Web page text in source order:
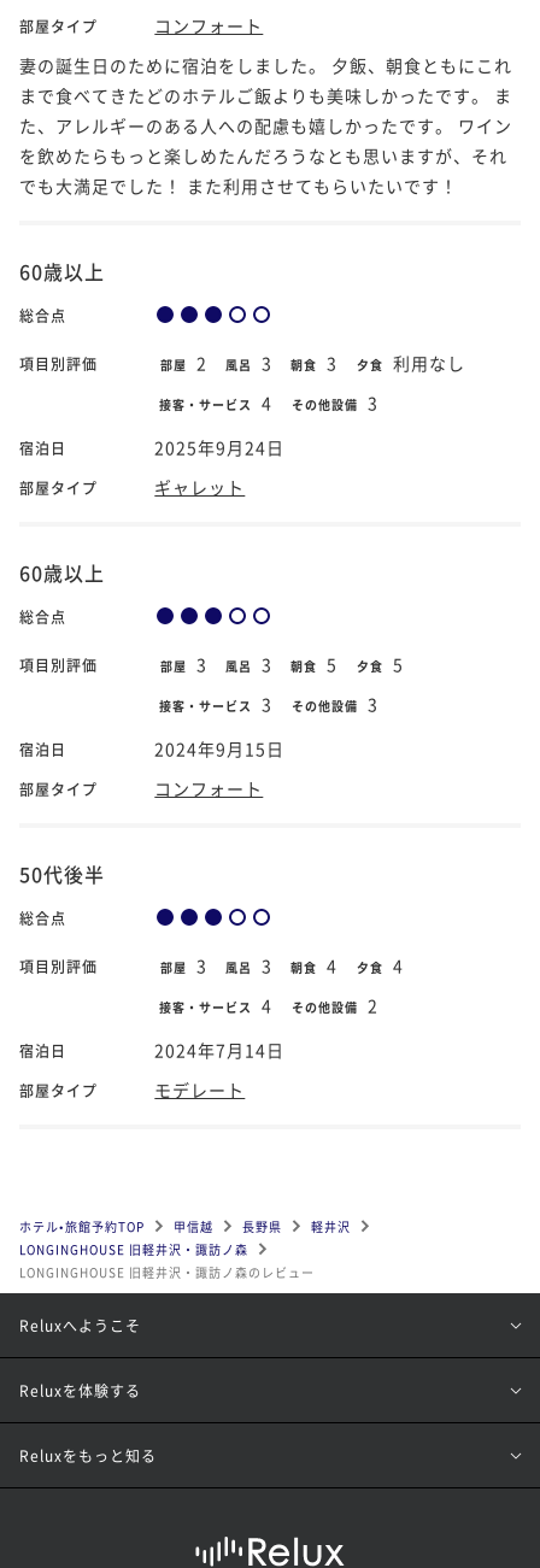
部屋タイプ
コンフォート
妻の誕生日のために宿泊をしました。 夕飯、朝食ともにこれ
まで食べてきたどのホテルご飯よりも美味しかったです。 ま
た、アレルギーのある人への配慮も嬉しかったです。 ワイン
を飲めたらもっと楽しめたんだろうなとも思いますが、それ
でも大満足でした！ また利用させてもらいたいです！
60歳以上
総合点
項目別評価 部屋 2 風呂 3 朝食 3 夕食 利用なし
接客・サービス 4 その他設備 3
宿泊日 2025年9月24日
部屋タイプ ギャレット
60歳以上
総合点
項目別評価 部屋 3 風呂 3 朝食 5 夕食 5
接客・サービス 3 その他設備 3
宿泊日 2024年9月15日
部屋タイプ コンフォート
50代後半
総合点
項目別評価 部屋 3 風呂 3 朝食 4 夕食 4
接客・サービス 4 その他設備 2
宿泊日 2024年7月14日
部屋タイプ モデレート
ホテル•旅館予約TOP 甲信越 長野県
軽井沢
LONGINGHOUSE 旧軽井沢・諏訪ノ森
LONGINGHOUSE 旧軽井沢・諏訪ノ森のレビュー
Reluxへようこそ
Reluxを体験する
Reluxをもっと知る